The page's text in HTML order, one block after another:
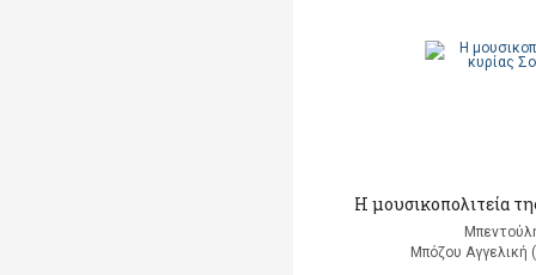
Η μουσικοπολιτεία
Μπόζου Αγγελική